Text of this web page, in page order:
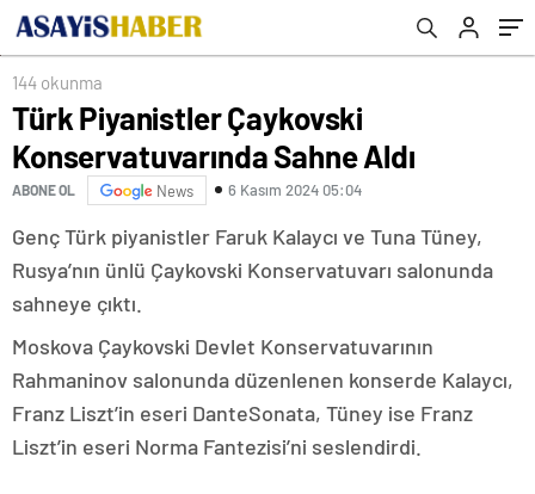
144 okunma
Türk Piyanistler Çaykovski
Konservatuvarında Sahne Aldı
ABONE OL News 6 Kasım 2024 05:04
Genç Türk piyanistler Faruk Kalaycı ve Tuna Tüney,
Rusya’nın ünlü Çaykovski Konservatuvarı salonunda
sahneye çıktı.
Moskova Çaykovski Devlet Konservatuvarının
Rahmaninov salonunda düzenlenen konserde Kalaycı,
Franz Liszt’in eseri DanteSonata, Tüney ise Franz
Liszt’in eseri Norma Fantezisi’ni seslendirdi.